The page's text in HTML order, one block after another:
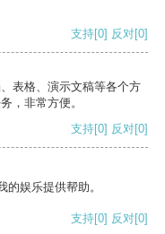
支持[0] 反对[0]
表格、演示文稿等各个方
，非常方便。
支持[0] 反对[0]
娱乐提供帮助。
支持[0] 反对[0]